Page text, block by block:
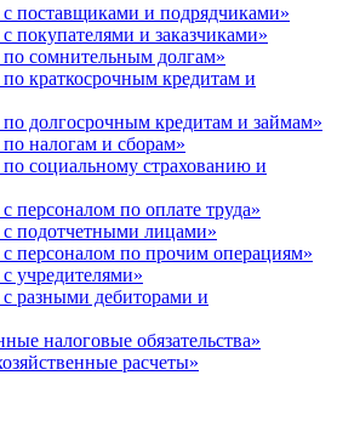
поставщиками и подрядчиками»
покупателями и заказчиками»
сомнительным долгам»
краткосрочным кредитам и
долгосрочным кредитам и займам»
налогам и сборам»
социальному страхованию и
персоналом по оплате труда»
подотчетными лицами»
персоналом по прочим операциям»
учредителями»
разными дебиторами и
налоговые обязательства»
расчеты»